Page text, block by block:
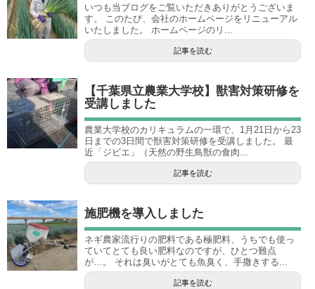
いつも当ブログをご覧いただきありがとうございま
す。 このたび、会社のホームページをリニューアル
いたしました。 ホームページのリ...
記事を読む
【千葉県立農業大学校】獣害対策研修を
受講しました
農業大学校のカリキュラムの一環で、1月21日から23
日までの3日間で獣害対策研修を受講しました。 最
近「ジビエ」（天然の野生鳥獣の食肉...
記事を読む
施肥機を導入しました
ネギ農家流行りの肥料である極肥料、うちでも使っ
ていてとても良い肥料なのですが、ひとつ難点
が…。 それは臭いがとても魚臭く、手撒きする...
記事を読む